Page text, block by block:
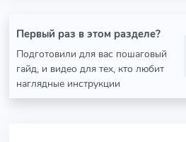
Первый раз в этом разделе?
Подготовили для вас пошаговый
гайд, и видео для тех, кто любит
наглядные инструкции